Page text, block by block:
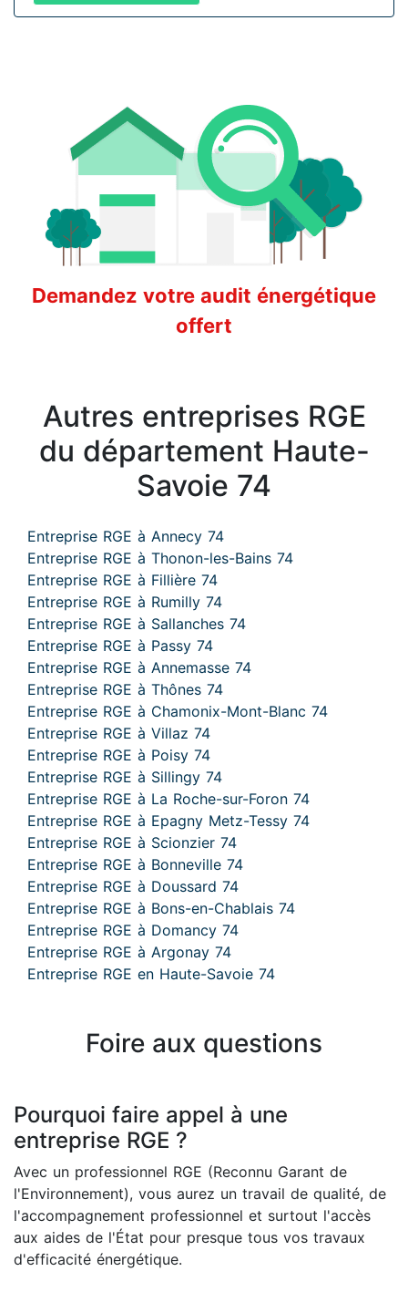
Demandez votre audit énergétique
offert
Autres entreprises RGE
du département Haute-
Savoie 74
Entreprise RGE à Annecy 74
Entreprise RGE à Thonon-les-Bains 74
Entreprise RGE à Fillière 74
Entreprise RGE à Rumilly 74
Entreprise RGE à Sallanches 74
Entreprise RGE à Passy 74
Entreprise RGE à Annemasse 74
Entreprise RGE à Thônes 74
Entreprise RGE à Chamonix-Mont-Blanc 74
Entreprise RGE à Villaz 74
Entreprise RGE à Poisy 74
Entreprise RGE à Sillingy 74
Entreprise RGE à La Roche-sur-Foron 74
Entreprise RGE à Epagny Metz-Tessy 74
Entreprise RGE à Scionzier 74
Entreprise RGE à Bonneville 74
Entreprise RGE à Doussard 74
Entreprise RGE à Bons-en-Chablais 74
Entreprise RGE à Domancy 74
Entreprise RGE à Argonay 74
Entreprise RGE en Haute-Savoie 74
Foire aux questions
Pourquoi faire appel à une
entreprise RGE ?
Avec un professionnel RGE (Reconnu Garant de
l'Environnement), vous aurez un travail de qualité, de
l'accompagnement professionnel et surtout l'accès
aux aides de l'État pour presque tous vos travaux
d'efficacité énergétique.